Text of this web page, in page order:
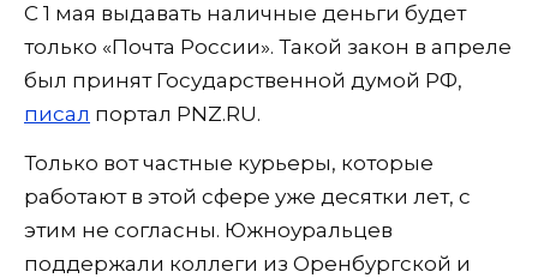
С 1 мая выдавать наличные деньги будет
только «Почта России». Такой закон в апреле
был принят Государственной думой РФ,
писал портал PNZ.RU.
Только вот частные курьеры, которые
работают в этой сфере уже десятки лет, с
этим не согласны. Южноуральцев
поддержали коллеги из Оренбургской и